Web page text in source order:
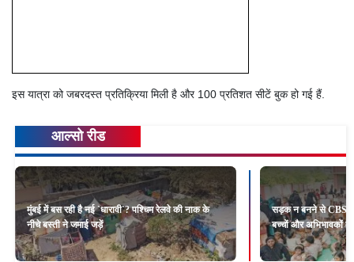
इस यात्रा को जबरदस्त प्रतिक्रिया मिली है और 100 प्रतिशत सीटें बुक हो गई हैं.
आल्सो रीड
मुंबई में बस रही है नई `धारावी`? पश्चिम रेलवे की नाक के
नीचे बस्ती ने जमाई जड़ें
सड़क न बनने से CBSE
बच्चों और अभिभावकों का